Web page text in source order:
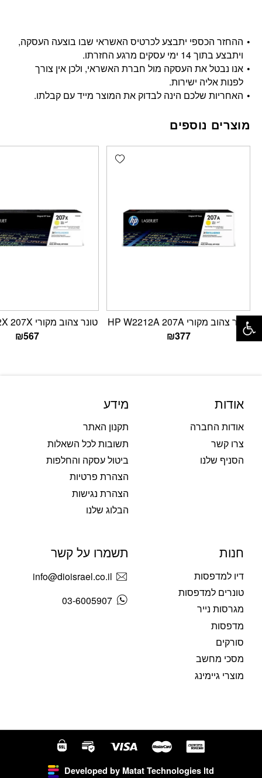
ההחזר הכספי יתבצע לכרטיס האשראי שבו בוצעה העסקה,
ויתבצע בתוך 14 ימי עסקים מרגע החזרתו.
אנו נבטל את העסקה מול חברת האשראי, ולכן אין צורך
לפנות אליה ישירות.
האחריות שלכם הינה לבדוק את המוצר מייד עם קבלתו.
מוצרים נוספים
Add wishlist
טונר צהוב מקורי HP W2212A 207A
₪377
טונר צהוב מקורי HP W2212X 207X
₪567
אודות
אודות החברה
צרו קשר
הסניף שלנו
מידע
תקנון האתר
תשובות לכל השאלות
ביטול עסקה והחלפות
הצהרת פרטיות
הצהרת נגישות
הבלוג שלנו
חנות
דיו למדפסות
טונרים למדפסות
מגרסות נייר
מדפסות
סורקים
מסכי מחשב
מוצרי גיימינג
תשמרו על קשר
info@dioisrael.co.il
03-6005907
Developed by Matat Technologies ltd
פתח סרגל נגישות